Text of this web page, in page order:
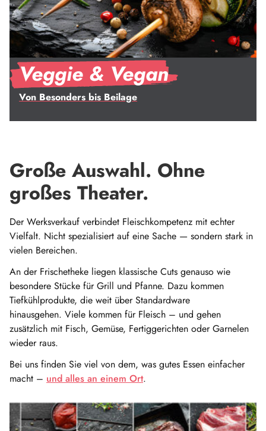
Veggie & Vegan
Von Besonders bis Beilage
Große Auswahl. Ohne
großes Theater.
Der Werksverkauf verbindet Fleischkompetenz mit echter
Vielfalt. Nicht spezialisiert auf eine Sache — sondern stark in
vielen Bereichen.
An der Frischetheke liegen klassische Cuts genauso wie
besondere Stücke für Grill und Pfanne. Dazu kommen
Tiefkühlprodukte, die weit über Standardware
hinausgehen. Viele kommen für Fleisch – und gehen
zusätzlich mit Fisch, Gemüse, Fertiggerichten oder Garnelen
wieder raus.
Bei uns finden Sie viel von dem, was gutes Essen einfacher
macht – und alles an einem Ort.